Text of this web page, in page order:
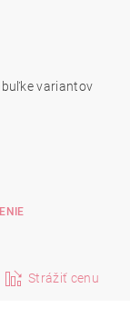
variantov
Strážiť cenu